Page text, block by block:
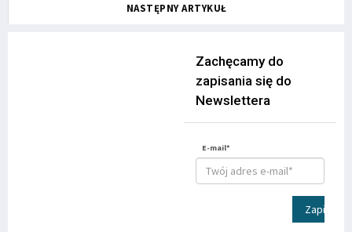
NASTĘPNY ARTYKUŁ
Zachęcamy do
zapisania się do
Newslettera
E-mail*
Zapisz